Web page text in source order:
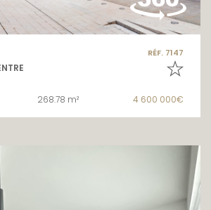
RÉF. 7147
268.78 m² 4 600 000€